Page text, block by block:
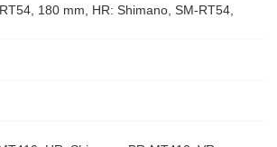
180 mm, HR: Shimano, SM-RT54,